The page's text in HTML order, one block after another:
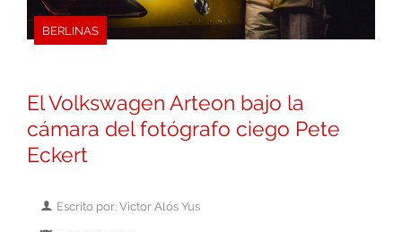
BERLINAS
El Volkswagen Arteon bajo la
cámara del fotógrafo ciego Pete
Eckert
Escrito por: Victor Alós Yus